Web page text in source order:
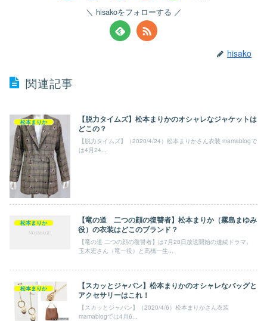
hisakoをフォローする
hisako
関連記事
松本まりか
【脱力タイムズ】松本まりかのオシャレなジャケットは
どこの？
【脱力タイムズ】（2020/4/24）松本まりかさん衣装 mamablogで
は4月24...
松本まりか
【竜の道 二つの顔の復讐者】松本まりか（霧島まゆみ
役）の衣装はどこのブランド？
【竜の道 二つの顔の復讐者】は7月28日放送開始の連続ドラマ。
玉木宏さん（竜一役）と高橋一生...
松本まりか
【スカッとジャパン】松本まりかのオシャレなバッグと
アクセサリーはこれ！
【スカッとジャパン】（2020/4/6）松本まりかさん衣装
mamablogでは4月6...